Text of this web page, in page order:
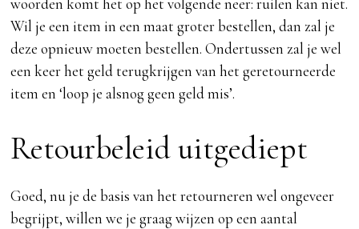
woorden komt het op het volgende neer: ruilen kan niet.
Wil je een item in een maat groter bestellen, dan zal je
deze opnieuw moeten bestellen. Ondertussen zal je wel
een keer het geld terugkrijgen van het geretourneerde
item en ‘loop je alsnog geen geld mis’.
Retourbeleid uitgediept
Goed, nu je de basis van het retourneren wel ongeveer
begrijpt, willen we je graag wijzen op een aantal